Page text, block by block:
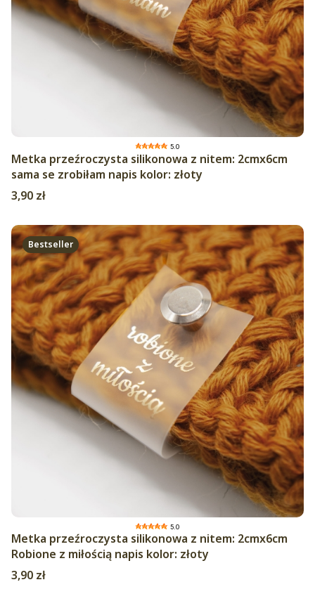
5.0
Metka przeźroczysta silikonowa z nitem: 2cmx6cm
sama se zrobiłam napis kolor: złoty
Cena
3,90 zł
Bestseller
5.0
Metka przeźroczysta silikonowa z nitem: 2cmx6cm
Robione z miłością napis kolor: złoty
Cena
3,90 zł